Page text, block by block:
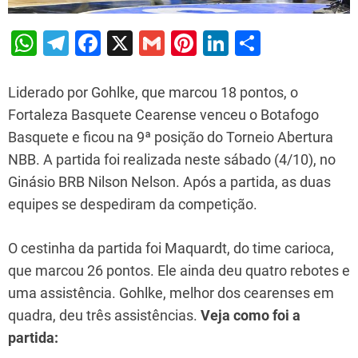
W
at
s
A
p
p
T
e
gr
a
m
F
c
e
b
o
o
k
X
G
ai
l
Pi
er
e
st
Li
k
e
dI
n
ar
e
Liderado por Gohlke, que marcou 18 pontos, o
Fortaleza Basquete Cearense venceu o Botafogo
Basquete e ficou na 9ª posição do Torneio Abertura
NBB. A partida foi realizada neste sábado (4/10), no
Ginásio BRB Nilson Nelson. Após a partida, as duas
equipes se despediram da competição.
O cestinha da partida foi Maquardt, do time carioca,
que marcou 26 pontos. Ele ainda deu quatro rebotes e
uma assistência. Gohlke, melhor dos cearenses em
quadra, deu três assistências. Veja como foi a
partida: